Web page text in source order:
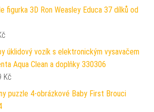
figurka 3D Ron Weasley Educa 37 dílků od
úklidový vozík s elektronickým vysavačem
Aqua Clean a doplňky 330306
Kč
puzzle 4-obrázkové Baby First Brouci